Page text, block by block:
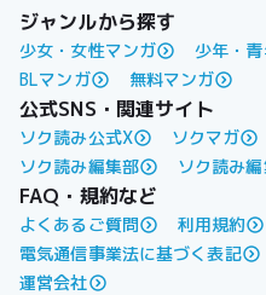
ジャンルから探す
少女・女性マンガ 少年・
BLマンガ
無料マンガ
公式SNS・関連サイト
ソク読み公式X ソクマガ
ソク読み編集部
ソク読み
FAQ・規約など
よくあるご質問 利用規約
電気通信事業法に基づく表記
運営会社